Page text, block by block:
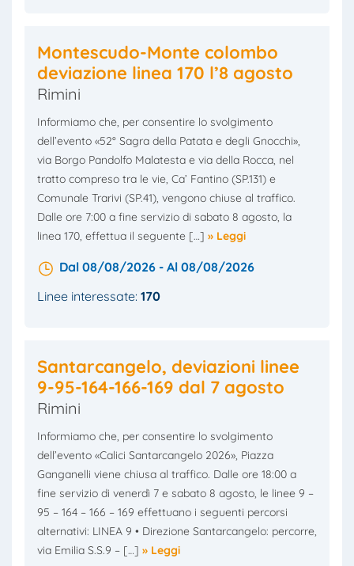
Montescudo-Monte colombo
deviazione linea 170 l’8 agosto
Rimini
Informiamo che, per consentire lo svolgimento
dell’evento «52° Sagra della Patata e degli Gnocchi»,
via Borgo Pandolfo Malatesta e via della Rocca, nel
tratto compreso tra le vie, Ca’ Fantino (SP.131) e
Comunale Trarivi (SP.41), vengono chiuse al traffico.
Dalle ore 7:00 a fine servizio di sabato 8 agosto, la
linea 170, effettua il seguente […] » Leggi
Dal 08/08/2026 - Al 08/08/2026
Linee interessate: 170
Santarcangelo, deviazioni linee
9-95-164-166-169 dal 7 agosto
Rimini
Informiamo che, per consentire lo svolgimento
dell’evento «Calici Santarcangelo 2026», Piazza
Ganganelli viene chiusa al traffico. Dalle ore 18:00 a
fine servizio di venerdì 7 e sabato 8 agosto, le linee 9 –
95 – 164 – 166 – 169 effettuano i seguenti percorsi
alternativi: LINEA 9 • Direzione Santarcangelo: percorre,
via Emilia S.S.9 – […] » Leggi